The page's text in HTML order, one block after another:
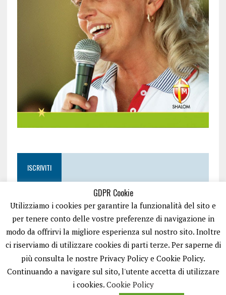
ISCRIVITI
GDPR Cookie
Utilizziamo i cookies per garantire la funzionalità del sito e
per tenere conto delle vostre preferenze di navigazione in
modo da offrirvi la migliore esperienza sul nostro sito. Inoltre
ci riserviamo di utilizzare cookies di parti terze. Per saperne di
più consulta le nostre Privacy Policy e Cookie Policy.
Continuando a navigare sul sito, l'utente accetta di utilizzare
i cookies. Cookie Policy